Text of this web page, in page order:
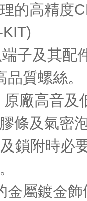
的高精度
子及其配
質螺絲。
廠高音及
條及氣密
鎖附時必
金屬鍍金飾